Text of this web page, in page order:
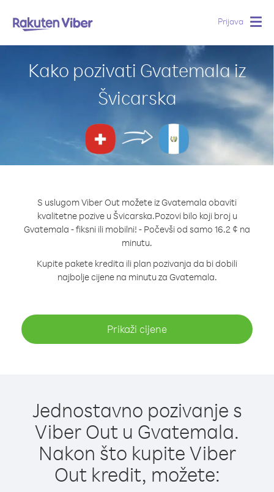
Prijava
Kako pozivati Gvatemala iz
Švicarska
S uslugom Viber Out možete iz Gvatemala obaviti
kvalitetne pozive u Švicarska.Pozovi bilo koji broj u
Gvatemala - fiksni ili mobilni! - Počevši od samo 16.2 ¢ na
minutu.
Kupite pakete kredita ili plan pozivanja da bi dobili
najbolje cijene na minutu za Gvatemala.
Prikaži cijene
Jednostavno pozivanje s
Viber Out u Gvatemala.
Nakon što kupite Viber
Out kredit, možete: